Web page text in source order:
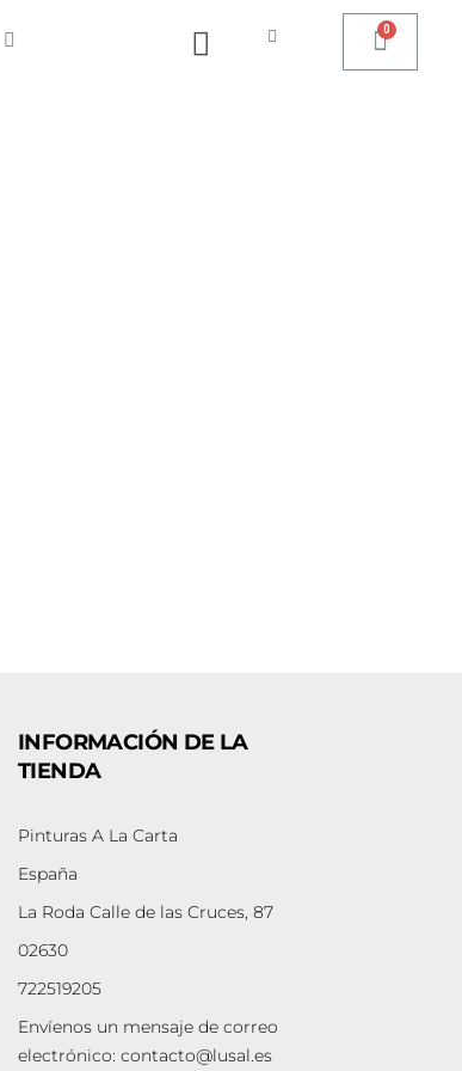
INFORMACIÓN DE LA
TIENDA
Pinturas A La Carta
España
La Roda Calle de las Cruces, 87
02630
722519205
Envíenos un mensaje de correo
electrónico: contacto@lusal.es